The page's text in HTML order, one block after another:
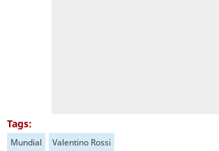
Tags:
Mundial Valentino Rossi